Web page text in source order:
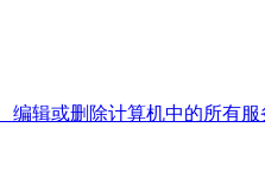
辑或删除计算机中的所有